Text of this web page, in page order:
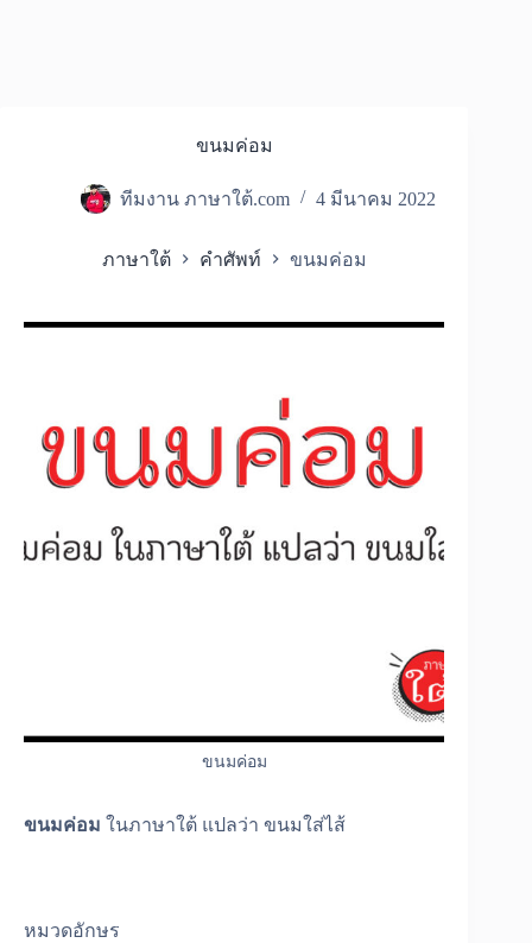
ขนมค่อม
ทีมงาน ภาษาใต้.com 4 มีนาคม 2022
ภาษาใต้ คำศัพท์ ขนมค่อม
ขนมค่อม
ขนมค่อม ในภาษาใต้ แปลว่า ขนมใส่ไส้
หมวดอักษร